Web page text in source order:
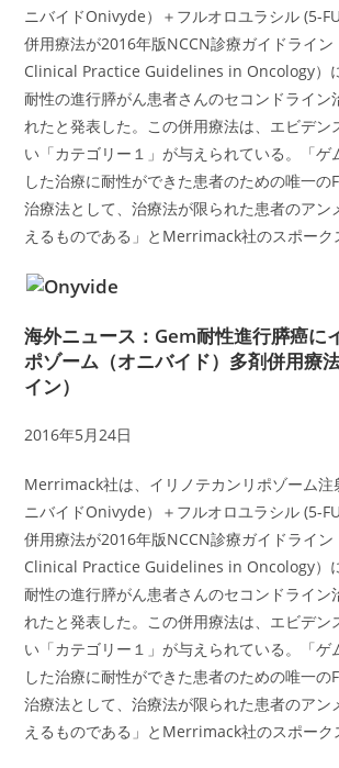
ニバイドOnivyde）＋フルオロユラシル (5-
併用療法が2016年版NCCN診療ガイドライン
Clinical Practice Guidelines in Oncology）
耐性の進行膵がん患者さんのセコンドライン
れたと発表した。この併用療法は、エビデン
い「カテゴリー１」が与えられている。「ゲ
した治療に耐性ができた患者のための唯一の
治療法として、治療法が限られた患者のアン
えるものである」とMerrimack社のスポーク
海外ニュース：Gem耐性進行膵癌に
ポゾーム（オニバイド）多剤併用療
イン）
2016年5月24日
Merrimack社は、イリノテカンリポゾーム注
ニバイドOnivyde）＋フルオロユラシル (5-
併用療法が2016年版NCCN診療ガイドライン
Clinical Practice Guidelines in Oncology）
耐性の進行膵がん患者さんのセコンドライン
れたと発表した。この併用療法は、エビデン
い「カテゴリー１」が与えられている。「ゲ
した治療に耐性ができた患者のための唯一の
治療法として、治療法が限られた患者のアン
えるものである」とMerrimack社のスポーク